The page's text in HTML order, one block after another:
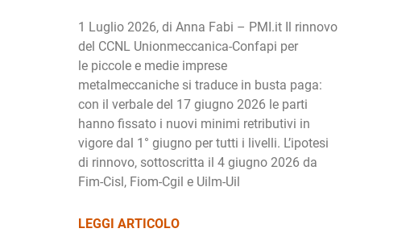
1 Luglio 2026, di Anna Fabi – PMI.it Il rinnovo
del CCNL Unionmeccanica-Confapi per
le piccole e medie imprese
metalmeccaniche si traduce in busta paga:
con il verbale del 17 giugno 2026 le parti
hanno fissato i nuovi minimi retributivi in
vigore dal 1° giugno per tutti i livelli. L’ipotesi
di rinnovo, sottoscritta il 4 giugno 2026 da
Fim-Cisl, Fiom-Cgil e Uilm-Uil
LEGGI ARTICOLO